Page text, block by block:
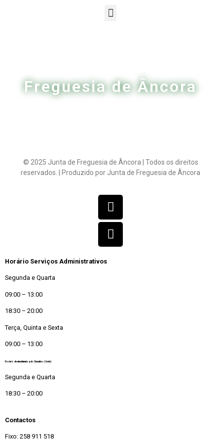
Freguesia de Âncora
© 2025 Junta de Freguesia de Âncora | Todos os direitos
reservados. | Produzido por Junta de Freguesia de Âncora
Horário Serviços Administrativos
Segunda e Quarta
09:00 – 13:00
18:30 – 20:00
Terça, Quinta e Sexta
09:00 – 13:00
Horário de atendimento pelo Executivo (Sede)
Segunda e Quarta
18:30 – 20:00
Contactos
Fixo: 258 911 518